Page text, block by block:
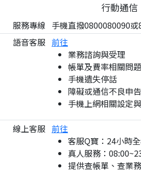
行動通信
服務專線 手機直撥0800080090或
語音客服 前往
業務諮詢與受理
帳單及費率相關問
手機遺失停話
障礙或通信不良申告
手機上網相關設定
線上客服 前往
客服Q寶：24小時
真人服務：
提供查帳單、查業